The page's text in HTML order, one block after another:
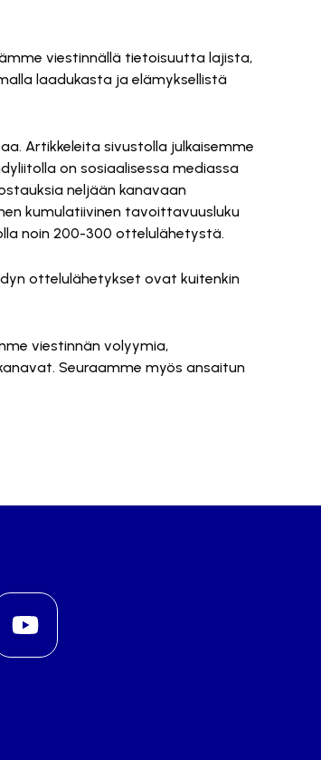
viestinnällä tietoisuutta lajista,
laadukasta ja elämyksellistä
Artikkeleita sivustolla julkaisemme
on sosiaalisessa mediassa
neljään kanavaan
kumulatiivinen tavoittavuusluku
noin 200-300 ottelulähetystä.
ottelulähetykset ovat kuitenkin
viestinnän volyymia,
Seuraamme myös ansaitun